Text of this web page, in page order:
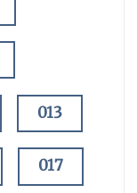
013
017